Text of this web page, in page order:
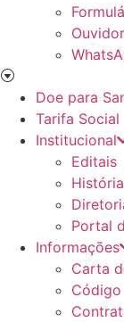
Doe para
Tarifa Social
Institucional
Editais
História
Portal
Informações
Carta